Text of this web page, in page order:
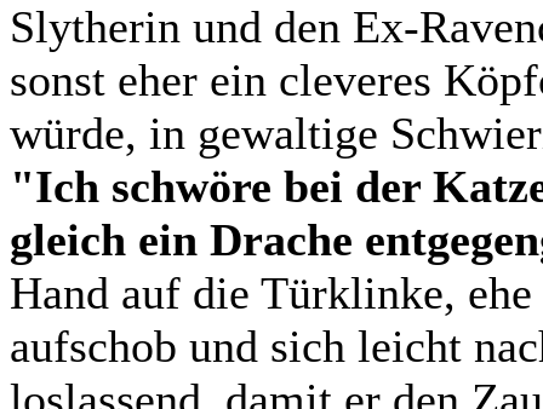
Slytherin und den Ex-
sonst eher ein cleveres
würde, in gewaltige
"Ich schwöre bei der
gleich ein Drache
Hand auf die Türklinke,
aufschob und sich leicht